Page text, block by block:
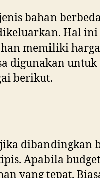
bahan
Hal ini
memiliki
digunakan untuk
berikut.
dibandingkan
Apabila budget
yang tepat.